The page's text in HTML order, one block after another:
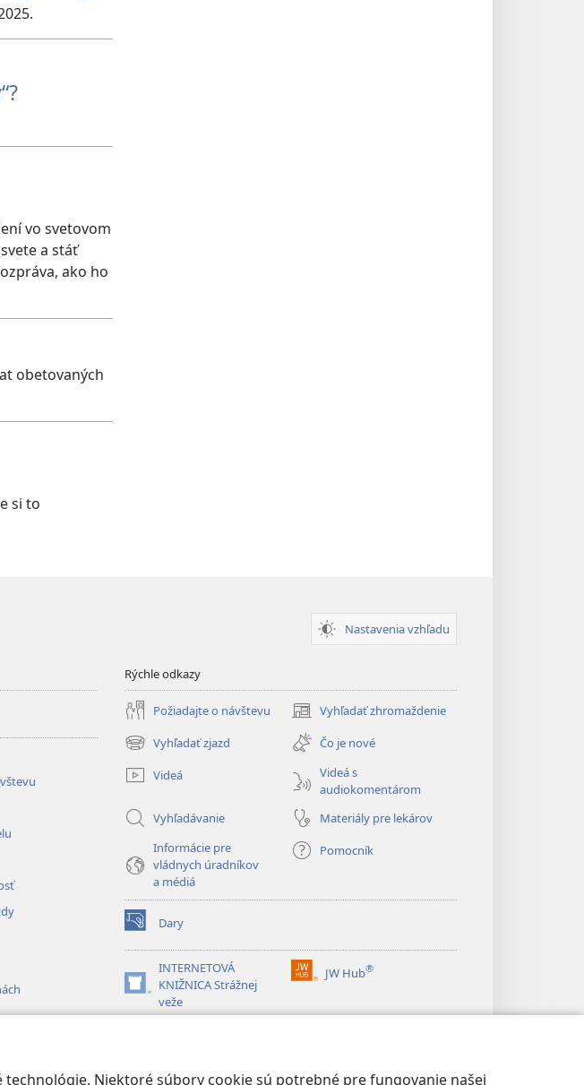
Niektoré súbory cookie sú potrebné pre fungovanie našej
vo svetovom
a stáť
ako ho
obetovaných
si to
Nastavenia vzhľadu
Rýchle odkazy
Požiadajte o návštevu Vyhľadať zhromaždenie
(otvorí
nové
okno)
Vyhľadať zjazd
(otvorí
nové
okno)
Čo je nové
Videá
Videá s
audiokomentárom
Vyhľadávanie
Materiály pre lekárov
Informácie pre
vládnych úradníkov
a médiá
Pomocník
Dary
(otvorí
nové
INTERNETOVÁ
KNIŽNICA Strážnej
veže
(otvorí
nové
JW Hub®
(otvorí
okno)